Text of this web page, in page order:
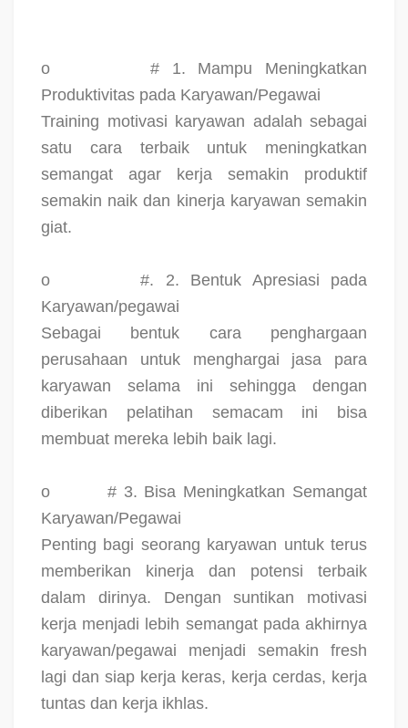
o
# 1. Mampu Meningkatkan
Produktivitas pada Karyawan/Pegawai
Training motivasi karyawan adalah sebagai
satu cara terbaik untuk meningkatkan
semangat agar kerja semakin produktif
semakin naik dan kinerja karyawan semakin
giat.
o
#. 2. Bentuk Apresiasi pada
Karyawan/pegawai
Sebagai bentuk cara penghargaan
perusahaan untuk menghargai jasa para
karyawan selama ini sehingga dengan
diberikan pelatihan semacam ini bisa
membuat mereka lebih baik lagi.
o
# 3. Bisa Meningkatkan Semangat
Karyawan/Pegawai
Penting bagi seorang karyawan untuk terus
memberikan kinerja dan potensi terbaik
dalam dirinya. Dengan suntikan motivasi
kerja menjadi lebih semangat pada akhirnya
karyawan/pegawai menjadi semakin fresh
lagi dan siap kerja keras, kerja cerdas, kerja
tuntas dan kerja ikhlas.